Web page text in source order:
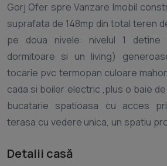
Gorj Ofer spre Vanzare Imobil construit in anul 1993 pe o
suprafata de 148mp din total teren
pe doua nivele: nivelul 1 detine
dormitoare si un living)
tocarie pvc termopan culoare
cada si boiler electric ,plus o baie
bucatarie spatioasa cu acces
terasa cu vedere unica, un spatiu
care confera accesul in toate
Detalii casă